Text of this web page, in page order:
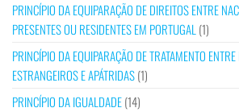
PRINCÍPIO DA EQUIPARAÇÃO DE DIREITOS ENTRE
PRESENTES OU RESIDENTES EM PORTUGAL (1)
PRINCÍPIO DA EQUIPARAÇÃO DE TRATAMENTO
ESTRANGEIROS E APÁTRIDAS(1)
PRINCÍPIO DA IGUALDADE(14)